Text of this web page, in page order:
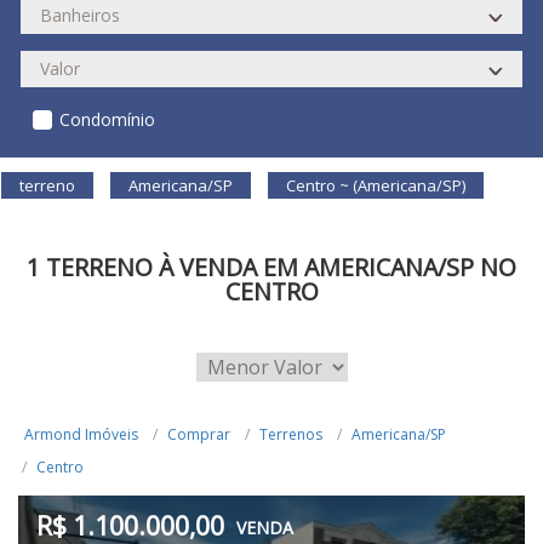
Condomínio
terreno Americana/SP Centro ~ (Americana/SP)
1 TERRENO À VENDA EM AMERICANA/SP NO
CENTRO
Armond Imóveis Comprar Terrenos
Americana/SP
Centro
R$ 1.100.000,00 VENDA